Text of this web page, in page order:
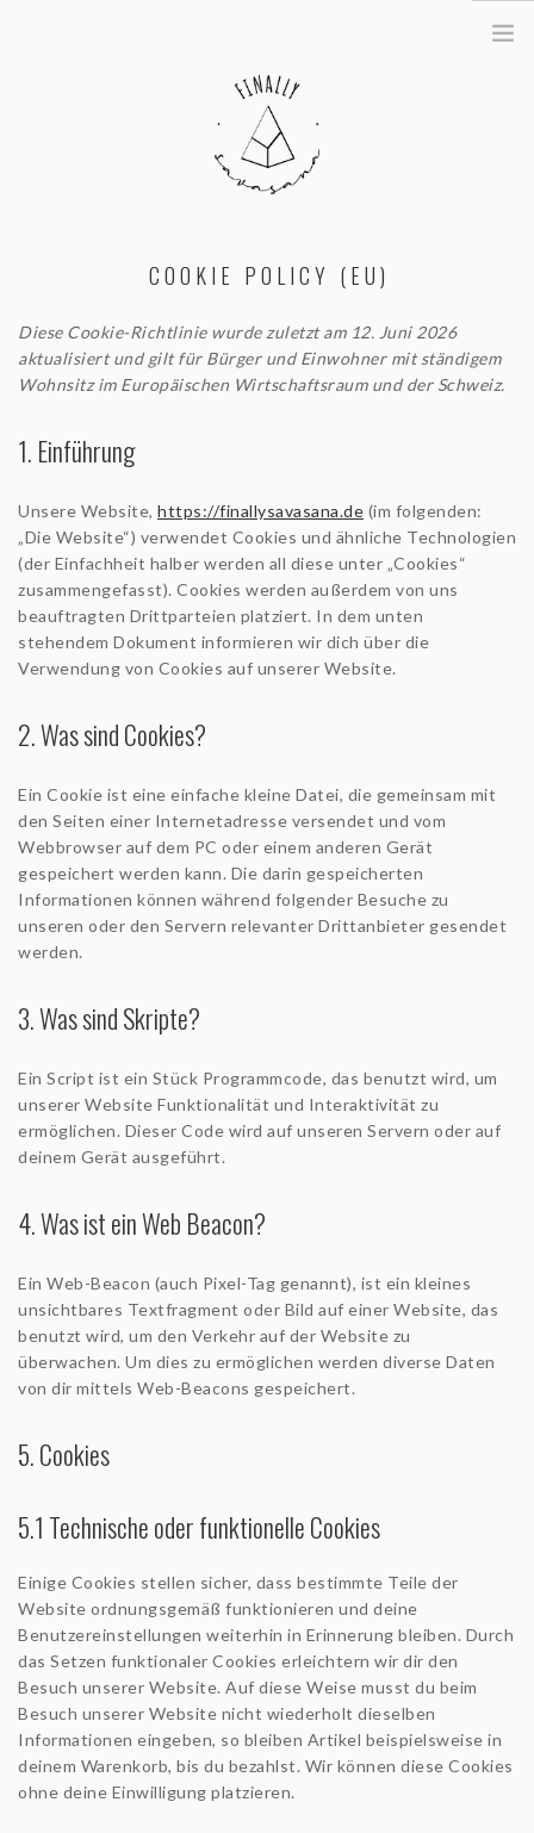
SOMATIC EXPERIENCING®
YOGATHERAPIE
TRAUMASENSIBLES YOGA
STUTTGART
KONTAKT & TERMINE
IMPRESSUM
COOKIE POLICY (EU)
COOKIE POLICY (EU)
Diese Cookie-Richtlinie wurde zuletzt am 12. Juni 2026
aktualisiert und gilt für Bürger und Einwohner mit ständigem
Wohnsitz im Europäischen Wirtschaftsraum und der Schweiz.
1. Einführung
Unsere Website, https://finallysavasana.de (im folgenden:
„Die Website“) verwendet Cookies und ähnliche Technologien
(der Einfachheit halber werden all diese unter „Cookies“
zusammengefasst). Cookies werden außerdem von uns
beauftragten Drittparteien platziert. In dem unten
stehendem Dokument informieren wir dich über die
Verwendung von Cookies auf unserer Website.
2. Was sind Cookies?
Ein Cookie ist eine einfache kleine Datei, die gemeinsam mit
den Seiten einer Internetadresse versendet und vom
Webbrowser auf dem PC oder einem anderen Gerät
gespeichert werden kann. Die darin gespeicherten
Informationen können während folgender Besuche zu
unseren oder den Servern relevanter Drittanbieter gesendet
werden.
3. Was sind Skripte?
Ein Script ist ein Stück Programmcode, das benutzt wird, um
unserer Website Funktionalität und Interaktivität zu
ermöglichen. Dieser Code wird auf unseren Servern oder auf
deinem Gerät ausgeführt.
4. Was ist ein Web Beacon?
Ein Web-Beacon (auch Pixel-Tag genannt), ist ein kleines
unsichtbares Textfragment oder Bild auf einer Website, das
benutzt wird, um den Verkehr auf der Website zu
überwachen. Um dies zu ermöglichen werden diverse Daten
von dir mittels Web-Beacons gespeichert.
5. Cookies
5.1 Technische oder funktionelle Cookies
Einige Cookies stellen sicher, dass bestimmte Teile der
Website ordnungsgemäß funktionieren und deine
Benutzereinstellungen weiterhin in Erinnerung bleiben. Durch
das Setzen funktionaler Cookies erleichtern wir dir den
Besuch unserer Website. Auf diese Weise musst du beim
Besuch unserer Website nicht wiederholt dieselben
Informationen eingeben, so bleiben Artikel beispielsweise in
deinem Warenkorb, bis du bezahlst. Wir können diese Cookies
ohne deine Einwilligung platzieren.